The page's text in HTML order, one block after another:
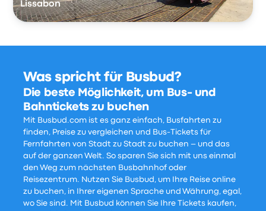
Lissabon
Was spricht für Busbud?
Die beste Möglichkeit, um Bus- und
Bahntickets zu buchen
Mit Busbud.com ist es ganz einfach, Busfahrten zu
finden, Preise zu vergleichen und Bus-Tickets für
Fernfahrten von Stadt zu Stadt zu buchen – und das
auf der ganzen Welt. So sparen Sie sich mit uns einmal
den Weg zum nächsten Busbahnhof oder
Reisezentrum. Nutzen Sie Busbud, um Ihre Reise online
zu buchen, in Ihrer eigenen Sprache und Währung, egal,
wo Sie sind. Mit Busbud können Sie Ihre Tickets kaufen,